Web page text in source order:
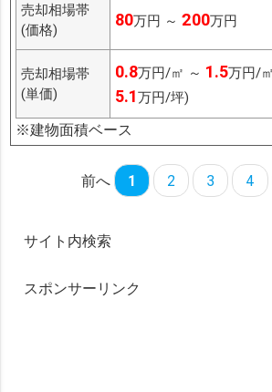
売却相場帯
(価格)
80万円 ～ 200万円
売却相場帯
(単価)
0.8万円/㎡ ～ 1.5万円/
5.1万円/坪)
※建物面積ベース
前へ 1 2 3 4
サイト内検索
スポンサーリンク